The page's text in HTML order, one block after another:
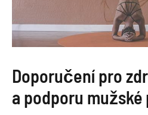
Doporučení pro
a podporu